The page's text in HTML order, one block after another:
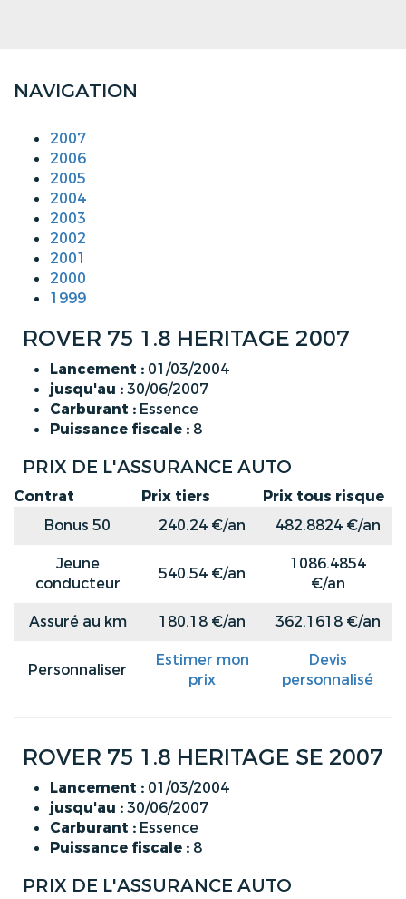
NAVIGATION
2007
2006
2005
2004
2003
2002
2001
2000
1999
ROVER 75 1.8 HERITAGE 2007
Lancement : 01/03/2004
jusqu'au :30/06/2007
Carburant : Essence
Puissance fiscale : 8
PRIX DE L'ASSURANCE AUTO
Contrat Prix tiers
Prix tous risque
Bonus 50
240.24 €/an
482.8824 €/an
Jeune
conducteur
540.54 €/an
1086.4854
€/an
Assuré au km
180.18 €/an 362.1618 €/an
Personnaliser
Estimer mon
prix
Devis
personnalisé
ROVER 75 1.8 HERITAGE SE 2007
Lancement : 01/03/2004
jusqu'au :30/06/2007
Carburant : Essence
Puissance fiscale : 8
PRIX DE L'ASSURANCE AUTO